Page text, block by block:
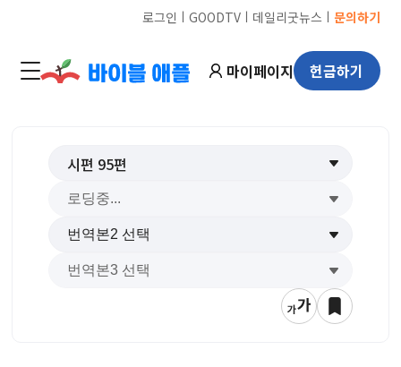
로그인 ㅣ GOODTVㅣ 데일리굿뉴스 ㅣ 문의하기
마이페이지 헌금하기
시편 95편